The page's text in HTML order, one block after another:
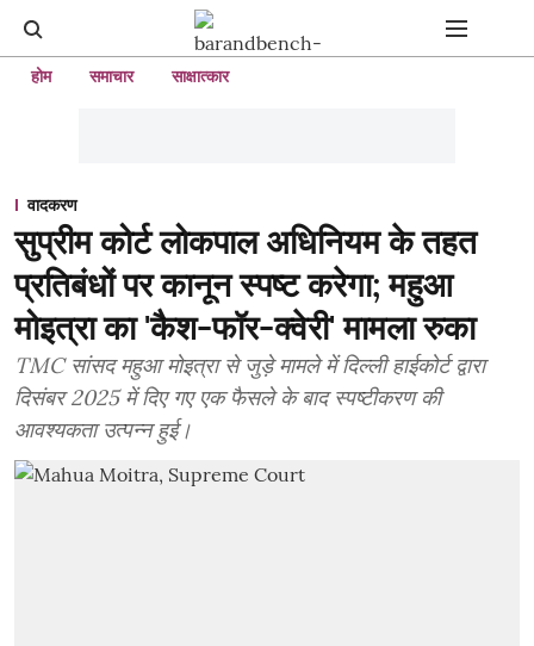
होम समाचार साक्षात्कार
वादकरण
सुप्रीम कोर्ट लोकपाल अधिनियम के तहत
प्रतिबंधों पर कानून स्पष्ट करेगा; महुआ
मोइत्रा का 'कैश-फॉर-क्वेरी' मामला रुका
TMC सांसद महुआ मोइत्रा से जुड़े मामले में दिल्ली हाईकोर्ट द्वारा
दिसंबर 2025 में दिए गए एक फैसले के बाद स्पष्टीकरण की
आवश्यकता उत्पन्न हुई।